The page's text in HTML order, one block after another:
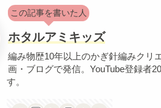
この記事を書いた人
ホタルアミキッズ
編み物歴10年以上のかぎ針編みクリ
画・ブログで発信。YouTube登録者
す。